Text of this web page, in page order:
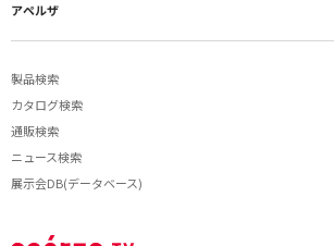
アペルザ
製品検索
カタログ検索
通販検索
ニュース検索
展示会DB(データベース)